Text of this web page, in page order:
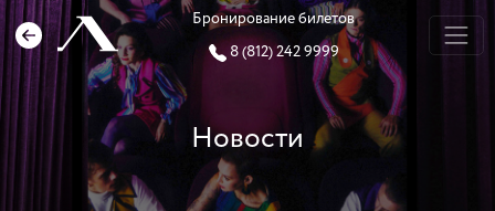
Бронирование билетов
8 (812) 242 9999
Новости